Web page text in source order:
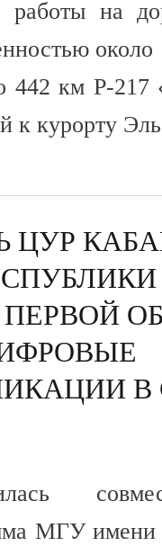
работы на
442 км Р-217
к курорту
ЦУР
В
МГУ